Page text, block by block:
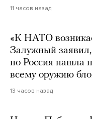
11 часов назад
«К НАТО
Залужный заявил,
но Россия нашла
всему оружию
13 часов назад